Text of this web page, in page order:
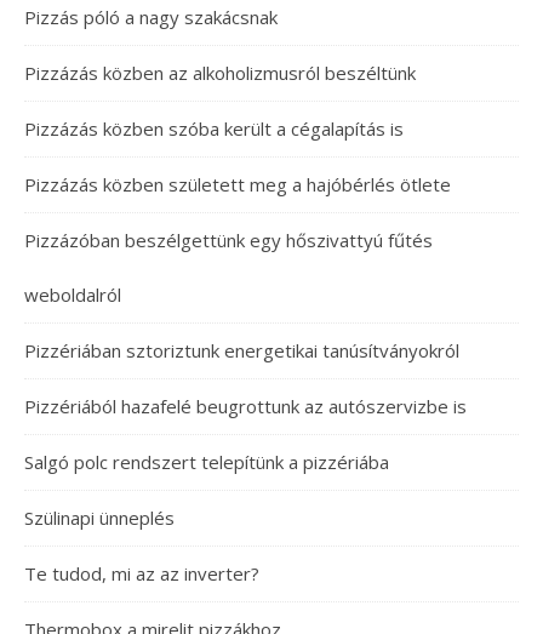
Pizzás póló a nagy szakácsnak
Pizzázás közben az alkoholizmusról beszéltünk
Pizzázás közben szóba került a cégalapítás is
Pizzázás közben született meg a hajóbérlés ötlete
Pizzázóban beszélgettünk egy hőszivattyú fűtés
weboldalról
Pizzériában sztoriztunk energetikai tanúsítványokról
Pizzériából hazafelé beugrottunk az autószervizbe is
Salgó polc rendszert telepítünk a pizzériába
Szülinapi ünneplés
Te tudod, mi az az inverter?
Thermobox a mirelit pizzákhoz